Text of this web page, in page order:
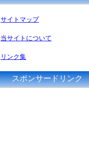
サイトマップ
当サイトについて
リンク集
スポンサードリンク